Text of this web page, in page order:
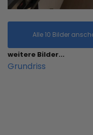
Alle 10 Bilder
weitere Bilder...
Grundriss